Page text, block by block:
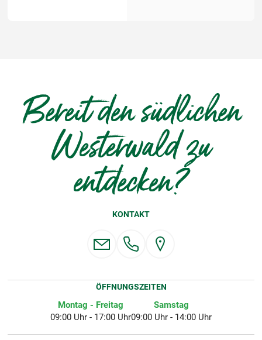
Bereit den südlichen
Westerwald zu
entdecken?
KONTAKT
ÖFFNUNGSZEITEN
Montag - Freitag
09:00 Uhr - 17:00 Uhr
Samstag
09:00 Uhr - 14:00 Uhr